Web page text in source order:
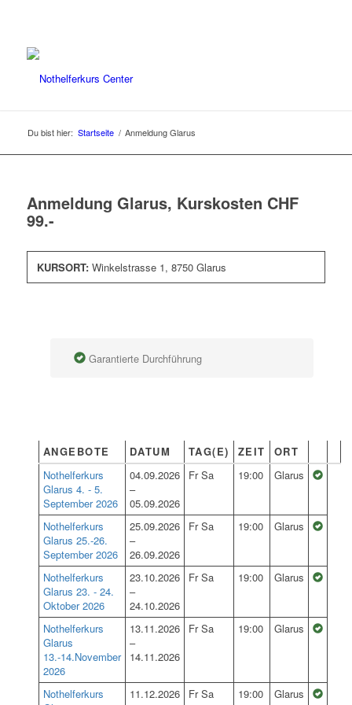
Du bist hier: Startseite / Anmeldung Glarus
Anmeldung Glarus, Kurskosten CHF
99.-
KURSORT:Winkelstrasse 1, 8750 Glarus
Garantierte Durchführung
ANGEBOTE DATUM TAG(E) ZEIT
ORT
Nothelferkurs
Glarus 4. - 5.
September 2026
04.09.2026
–
05.09.2026
Fr Sa 19:00 Glarus
Nothelferkurs
Glarus 25.-26.
September 2026
25.09.2026
–
26.09.2026
Fr Sa 19:00 Glarus
Nothelferkurs
Glarus 23. - 24.
Oktober 2026
23.10.2026
–
24.10.2026
Fr Sa 19:00 Glarus
Nothelferkurs
Glarus
13.-14.November
2026
13.11.2026
–
14.11.2026
Fr Sa 19:00 Glarus
Nothelferkurs
11.12.2026
Fr Sa 19:00 Glarus